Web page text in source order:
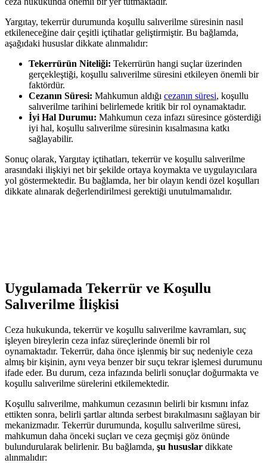
Yargıtay, tekerrür durumunda​ koşullu ⁣salıverilme ‌süresinin nasıl
etkileneceğine dair​ çeşitli içtihatlar geliştirmiştir. Bu​ bağlamda,
aşağıdaki hususlar dikkate⁢ alınmalıdır:
Tekerrürün Niteliği: ⁢Tekerrürün ⁢hangi suçlar ‌üzerinden
gerçekleştiği, koşullu salıverilme süresini etkileyen ⁢önemli bir
faktördür.
Cezanın Süresi: Mahkumun ​aldığı cezanın süresi,​ koşullu
salıverilme tarihini belirlemede ‌kritik bir rol ⁣oynamaktadır.
İyi Hal Durumu: Mahkumun ⁢ceza infazı süresince gösterdiği
iyi⁤ hal, koşullu salıverilme ‍süresinin‍ kısalmasına katkı
sağlayabilir.
Sonuç olarak, Yargıtay içtihatları, tekerrür ve koşullu ⁢salıverilme
arasındaki‍ ilişkiyi net ‌bir şekilde ortaya koymakta ‌ve‌ uygulayıcılara
yol ‍göstermektedir. Bu​ bağlamda, her bir⁣ olayın ‌kendi ​özel ‌koşulları
dikkate alınarak‍ değerlendirilmesi gerektiği⁣ unutulmamalıdır.
Uygulamada Tekerrür ve Koşullu⁢
Salıverilme İlişkisi
Ceza hukukunda, tekerrür ve koşullu salıverilme ⁤kavramları, suç
‍işleyen bireylerin ceza infaz süreçlerinde önemli⁣ bir⁣ rol
oynamaktadır. Tekerrür, daha önce işlenmiş bir suç ⁢nedeniyle ceza
almış bir kişinin, aynı veya benzer bir‍ suçu ​tekrar işlemesi durumunu
ifade eder. Bu durum, ceza infazında belirli sonuçlar ‌doğurmakta ve
koşullu​ salıverilme ‍sürelerini etkilemektedir.
Koşullu salıverilme,‍ mahkumun⁣ cezasının‍ belirli bir kısmını ⁤infaz
ettikten sonra, belirli şartlar ⁢altında serbest bırakılmasını sağlayan‌ bir
mekanizmadır. Tekerrür durumunda, koşullu ⁢salıverilme süresi,
mahkumun daha önceki suçları ve​ ceza ⁢geçmişi ‌göz önünde
bulundurularak ​belirlenir. ‌Bu bağlamda, şu ⁣hususlar dikkate​
alınmalıdır: